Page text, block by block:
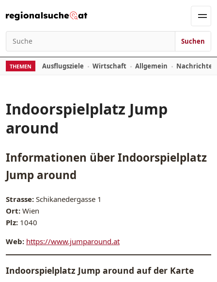
Suchen nach:
Suchen
THEMEN Ausflugsziele Wirtschaft Allgemein
Indoorspielplatz Jump
around
Informationen überIndoorspielplatz
Jump around
Strasse: Schikanedergasse 1
Ort: Wien
Plz: 1040
Web: https://www.jumparound.at
Indoorspielplatz Jump around auf der Karte